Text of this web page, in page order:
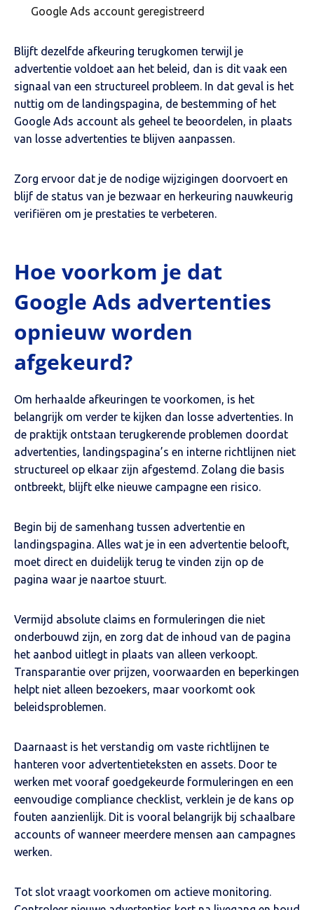
Google Ads account geregistreerd
Blijft dezelfde afkeuring terugkomen terwijl je
advertentie voldoet aan het beleid, dan is dit vaak een
signaal van een structureel probleem. In dat geval is het
nuttig om de landingspagina, de bestemming of het
Google Ads account als geheel te beoordelen, in plaats
van losse advertenties te blijven aanpassen.
Zorg ervoor dat je de nodige wijzigingen doorvoert en
blijf de status van je bezwaar en herkeuring nauwkeurig
verifiëren om je prestaties te verbeteren.
Hoe voorkom je dat
Google Ads advertenties
opnieuw worden
afgekeurd?
Om herhaalde afkeuringen te voorkomen, is het
belangrijk om verder te kijken dan losse advertenties. In
de praktijk ontstaan terugkerende problemen doordat
advertenties, landingspagina’s en interne richtlijnen niet
structureel op elkaar zijn afgestemd. Zolang die basis
ontbreekt, blijft elke nieuwe campagne een risico.
Begin bij de samenhang tussen advertentie en
landingspagina. Alles wat je in een advertentie belooft,
moet direct en duidelijk terug te vinden zijn op de
pagina waar je naartoe stuurt.
Vermijd absolute claims en formuleringen die niet
onderbouwd zijn, en zorg dat de inhoud van de pagina
het aanbod uitlegt in plaats van alleen verkoopt.
Transparantie over prijzen, voorwaarden en beperkingen
helpt niet alleen bezoekers, maar voorkomt ook
beleidsproblemen.
Daarnaast is het verstandig om vaste richtlijnen te
hanteren voor advertentieteksten en assets. Door te
werken met vooraf goedgekeurde formuleringen en een
eenvoudige compliance checklist, verklein je de kans op
fouten aanzienlijk. Dit is vooral belangrijk bij schaalbare
accounts of wanneer meerdere mensen aan campagnes
werken.
Tot slot vraagt voorkomen om actieve monitoring.